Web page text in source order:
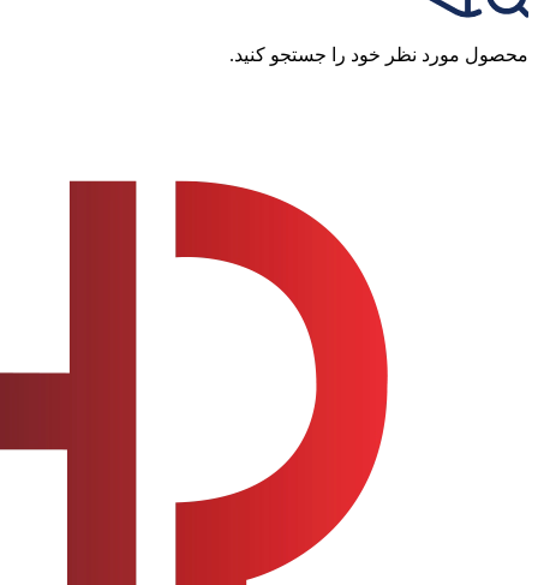
محصول مورد نظر خود را جستجو کنید.